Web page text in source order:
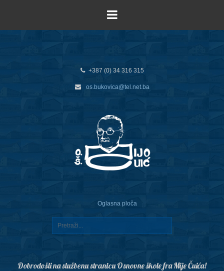
+387 (0) 34 316 315
os.bukovica@tel.net.ba
Oglasna ploča
Dobrodošli na službenu stranicu Osnovne škole fra Mije Čuića!